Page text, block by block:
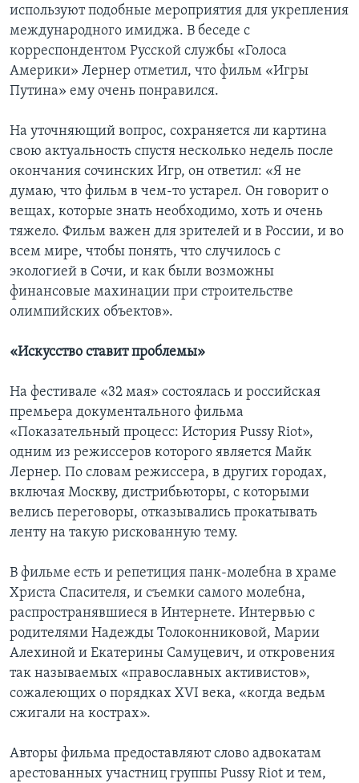
используют подобные мероприятия для укрепления
международного имиджа. В беседе с
корреспондентом Русской службы «Голоса
Америки» Лернер отметил, что фильм «Игры
Путина» ему очень понравился.
На уточняющий вопрос, сохраняется ли картина
свою актуальность спустя несколько недель после
окончания сочинских Игр, он ответил: «Я не
думаю, что фильм в чем-то устарел. Он говорит о
вещах, которые знать необходимо, хоть и очень
тяжело. Фильм важен для зрителей и в России, и во
всем мире, чтобы понять, что случилось с
экологией в Сочи, и как были возможны
финансовые махинации при строительстве
олимпийских объектов».
«Искусство ставит проблемы»
На фестивале «32 мая» состоялась и российская
премьера документального фильма
«Показательный процесс: История Pussy Riot»,
одним из режиссеров которого является Майк
Лернер. По словам режиссера, в других городах,
включая Москву, дистрибьюторы, с которыми
велись переговоры, отказывались прокатывать
ленту на такую рискованную тему.
В фильме есть и репетиция панк-молебна в храме
Христа Спасителя, и съемки самого молебна,
распространявшиеся в Интернете. Интервью с
родителями Надежды Толоконниковой, Марии
Алехиной и Екатерины Самуцевич, и откровения
так называемых «православных активистов»,
сожалеющих о порядках XVI века, «когда ведьм
сжигали на кострах».
Авторы фильма предоставляют слово адвокатам
арестованных участниц группы Pussy Riot и тем,